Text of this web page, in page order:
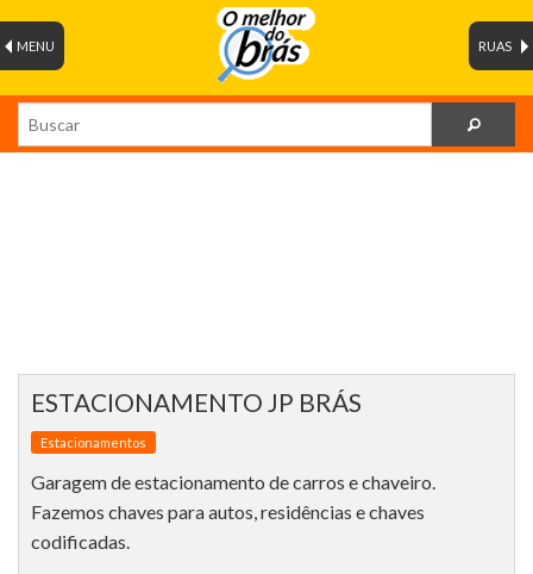
RUAS
MENU
ESTACIONAMENTO JP BRÁS
Estacionamentos
Garagem de estacionamento de carros e chaveiro.
Fazemos chaves para autos, residências e chaves
codificadas.